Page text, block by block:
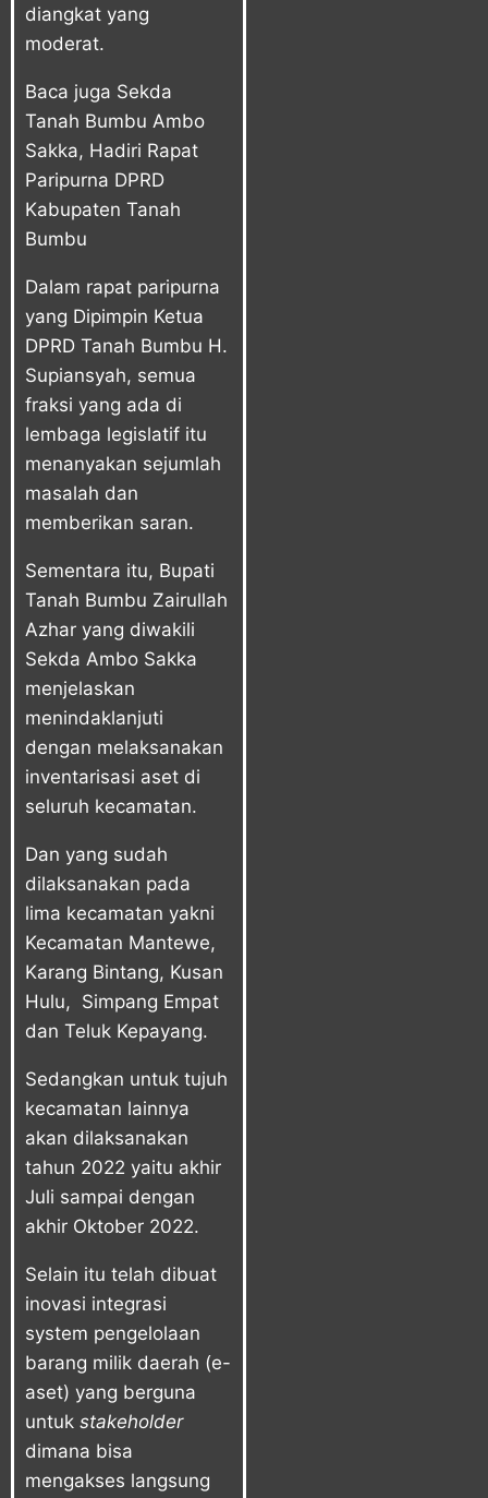
diangkat yang
moderat.
Baca juga Sekda
Tanah Bumbu Ambo
Sakka, Hadiri Rapat
Paripurna DPRD
Kabupaten Tanah
Bumbu
Dalam rapat paripurna
yang Dipimpin Ketua
DPRD Tanah Bumbu H.
Supiansyah, semua
fraksi yang ada di
lembaga legislatif itu
menanyakan sejumlah
masalah dan
memberikan saran.
Sementara itu, Bupati
Tanah Bumbu Zairullah
Azhar yang diwakili
Sekda Ambo Sakka
menjelaskan
menindaklanjuti
dengan melaksanakan
inventarisasi aset di
seluruh kecamatan.
Dan yang sudah
dilaksanakan pada
lima kecamatan yakni
Kecamatan Mantewe,
Karang Bintang, Kusan
Hulu, Simpang Empat
dan Teluk Kepayang.
Sedangkan untuk tujuh
kecamatan lainnya
akan dilaksanakan
tahun 2022 yaitu akhir
Juli sampai dengan
akhir Oktober 2022.
Selain itu telah dibuat
inovasi integrasi
system pengelolaan
barang milik daerah (e-
aset) yang berguna
untuk stakeholder
dimana bisa
mengakses langsung